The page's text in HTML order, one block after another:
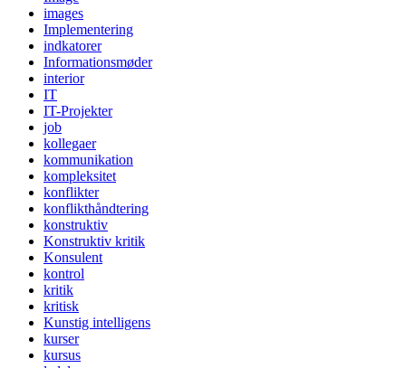
images
Implementering
indkatorer
Informationsmøder
interior
IT
IT-Projekter
job
kollegaer
kommunikation
kompleksitet
konflikter
konflikthåndtering
konstruktiv
Konstruktiv kritik
Konsulent
kontrol
kritik
kritisk
Kunstig intelligens
kurser
kursus